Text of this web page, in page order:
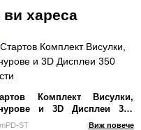
хареса
Комплект Висулки,
и 3D Дисплеи 350
ST Виж повече